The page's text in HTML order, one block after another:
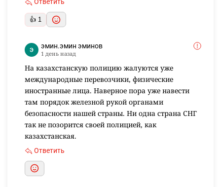
Ответить
👍 1
эмин.эмин эминов
1 день назад
На казахстанскую полицию жалуются уже
международные перевозчики, физические
иностранные лица. Наверное пора уже навести
там порядок железной рукой органами
безопасности нашей страны. Ни одна страна СНГ
так не позорится своей полицией, как
казахстанская.
Ответить